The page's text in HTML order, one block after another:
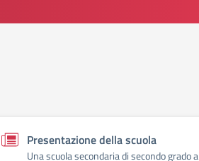
Presentazione della scuola
Una scuola secondaria di secondo grado a